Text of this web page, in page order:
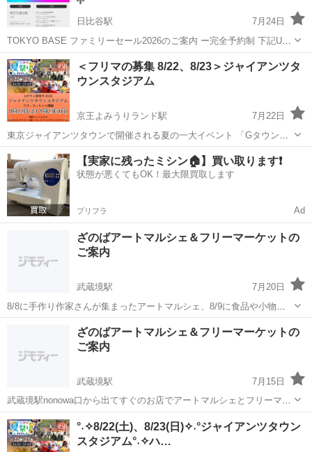
日比谷駅
7月24日
TOKYO BASE ファミリーセール2026のご案内 ー完全予約制 下記URL
よりWEB予約を行ってください。 https://invite.tokyobase.io/regist?
eId=7&inv=111...
東京 千代田区 日比谷駅
ファミリーセール
＜フリマの募集 8/22、8/23＞ジャイアンツタ
ウンスタジアム
京王よみうりランド駅
7月22日
東京ジャイアンツタウンで開催される夏の一大イベント 「Gタウン夏
祭り2026」 にて、フリーマーケットを開催します！ 昨年は夕方から
夜にかけて会場は大変な賑わいとなりました。 今年はさらにパワーア
ップし、ステージイベ...
稲城市 京王よみうりランド駅 フリーマーケット
会場
【実家に残ったミシン🏠】買い取ります❗️
状態が悪くてもOK！最大限買取します
プリフラ Ad
ざのばアートマルシェ＆フリーマーケットの
ご案内
武蔵境駅
7月20日
8/8に手作り作家さんが集まったアートマルシェ、8/9に食品や小物な
どを販売しているフリーマーケットを武蔵境駅徒歩1分程度のところで
開催しています。 現在参加者も募集中！ イベント概要は以下になりま
すので、ご確認いた...
武蔵野市 武蔵境駅 フリーマーケット
ざのばアートマルシェ＆フリーマーケットの
ご案内
武蔵境駅
7月15日
武蔵境駅nonowa口から出てすぐのお店でアートマルシェとフリーマー
ケットを開催しています。 一人でも多くの方に知ってもらいたい＆お
店のご飯も美味しいので食べに行ってもらいたいと思ってます✨ 出店
料は アートマルシ...
東京 武蔵野市 武蔵境駅 フリーマーケット
°˖✧8/22(土)、8/23(日)✧˖°ジャイアンツタウン
スタジアム°˖✧ハ…